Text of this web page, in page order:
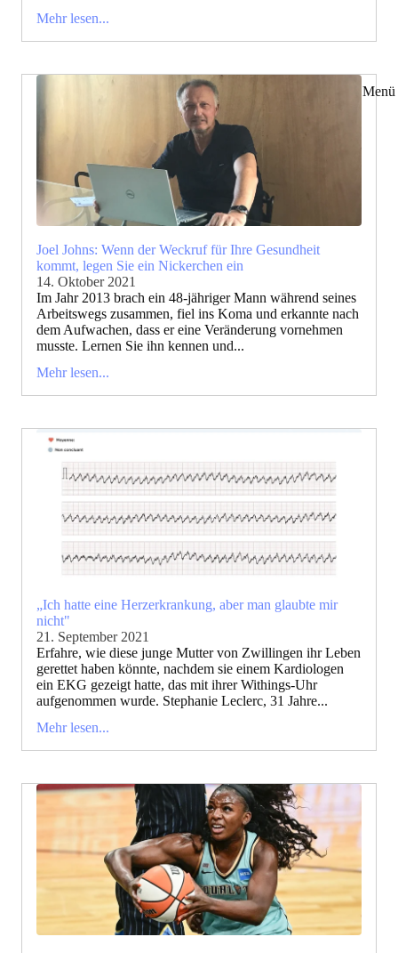
Menü
Mehr lesen...
Joel Johns: Wenn der Weckruf für Ihre Gesundheit
kommt, legen Sie ein Nickerchen ein
14. Oktober 2021
Im Jahr 2013 brach ein 48-jähriger Mann während seines
Arbeitswegs zusammen, fiel ins Koma und erkannte nach
dem Aufwachen, dass er eine Veränderung vornehmen
musste. Lernen Sie ihn kennen und...
Mehr lesen...
„Ich hatte eine Herzerkrankung, aber man glaubte mir
nicht"
21. September 2021
Erfahre, wie diese junge Mutter von Zwillingen ihr Leben
gerettet haben könnte, nachdem sie einem Kardiologen
ein EKG gezeigt hatte, das mit ihrer Withings-Uhr
aufgenommen wurde. Stephanie Leclerc, 31 Jahre...
Mehr lesen...